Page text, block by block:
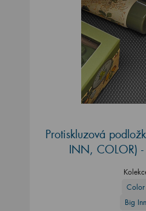
Protiskluzová
INN, COLOR)
Color
Big Inn